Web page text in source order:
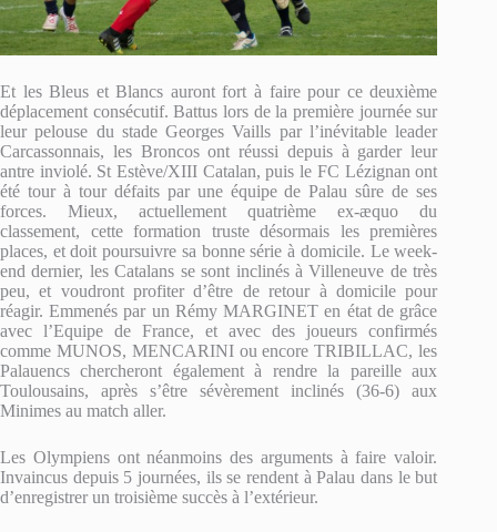
Et les Bleus et Blancs auront fort à faire pour ce deuxième
déplacement consécutif. Battus lors de la première journée sur
leur pelouse du stade Georges Vaills par l’inévitable leader
Carcassonnais, les Broncos ont réussi depuis à garder leur
antre inviolé. St Estève/XIII Catalan, puis le FC Lézignan ont
été tour à tour défaits par une équipe de Palau sûre de ses
forces. Mieux, actuellement quatrième ex-æquo du
classement, cette formation truste désormais les premières
places, et doit poursuivre sa bonne série à domicile. Le week-
end dernier, les Catalans se sont inclinés à Villeneuve de très
peu, et voudront profiter d’être de retour à domicile pour
réagir. Emmenés par un Rémy MARGINET en état de grâce
avec l’Equipe de France, et avec des joueurs confirmés
comme MUNOS, MENCARINI ou encore TRIBILLAC, les
Palauencs chercheront également à rendre la pareille aux
Toulousains, après s’être sévèrement inclinés (36-6) aux
Minimes au match aller.
Les Olympiens ont néanmoins des arguments à faire valoir.
Invaincus depuis 5 journées, ils se rendent à Palau dans le but
d’enregistrer un troisième succès à l’extérieur.